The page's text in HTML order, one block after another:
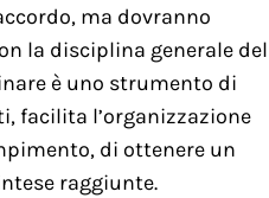
ma dovranno
la disciplina generale del
è uno strumento di
facilita l’organizzazione
di ottenere un
raggiunte.